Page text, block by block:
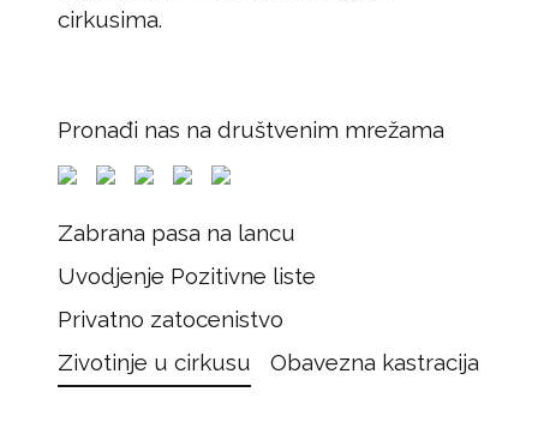
cirkusima.
Pronađi nas na društvenim mrežama
Zabrana pasa na lancu
Uvodjenje Pozitivne liste
Privatno zatocenistvo
Zivotinje u cirkusu
Obavezna kastracija